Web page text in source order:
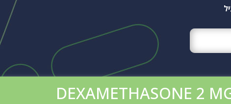
DEXAMETHASONE 2